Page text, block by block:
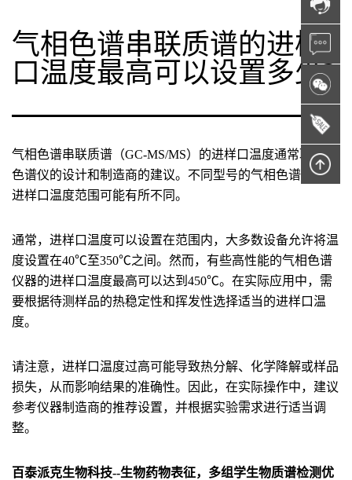
气相色谱串联质谱的进样
口温度最高可以设置多少?
气相色谱串联质谱（GC-MS/MS）的进样口温度通常取决于
色谱仪的设计和制造商的建议。不同型号的气相色谱仪器的
进样口温度范围可能有所不同。
通常，进样口温度可以设置在范围内，大多数设备允许将温
度设置在40℃至350℃之间。然而，有些高性能的气相色谱
仪器的进样口温度最高可以达到450℃。在实际应用中，需
要根据待测样品的热稳定性和挥发性选择适当的进样口温
度。
请注意，进样口温度过高可能导致热分解、化学降解或样品
损失，从而影响结果的准确性。因此，在实际操作中，建议
参考仪器制造商的推荐设置，并根据实验需求进行适当调
整。
百泰派克生物科技--生物药物表征，多组学生物质谱检测优